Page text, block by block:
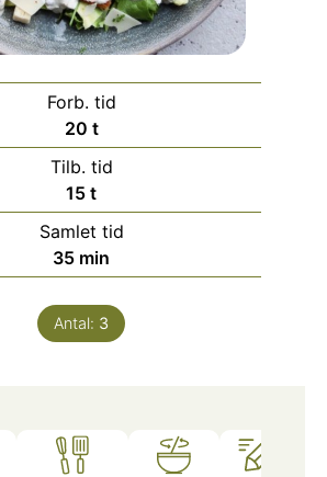
Forb. tid
20timer
t
Tilb. tid
15timer
t
Samlet tid
35minutter
min
Antal: 3